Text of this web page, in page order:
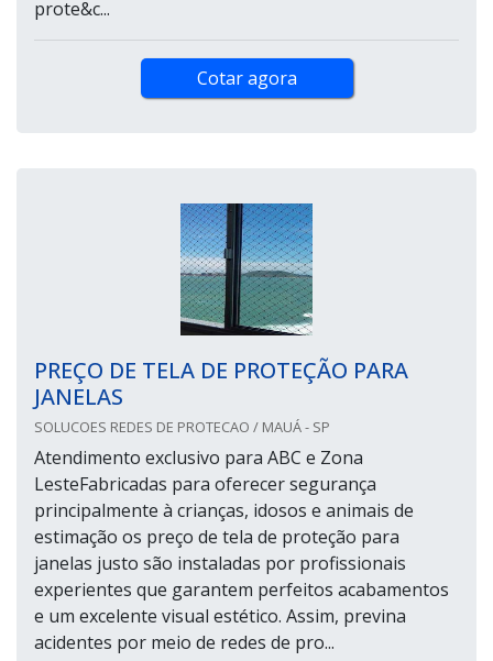
prote&c...
Cotar agora
PREÇO DE TELA DE PROTEÇÃO PARA
JANELAS
SOLUCOES REDES DE PROTECAO / MAUÁ - SP
Atendimento exclusivo para ABC e Zona
LesteFabricadas para oferecer segurança
principalmente à crianças, idosos e animais de
estimação os preço de tela de proteção para
janelas justo são instaladas por profissionais
experientes que garantem perfeitos acabamentos
e um excelente visual estético. Assim, previna
acidentes por meio de redes de pro...